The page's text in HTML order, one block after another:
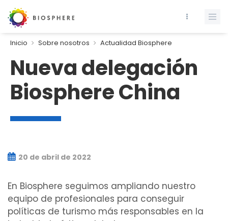
Inicio Sobre nosotros Actualidad Biosphere
Nueva delegación
Biosphere China
20 de abril de 2022
En Biosphere seguimos ampliando nuestro
equipo de profesionales para conseguir
políticas de turismo más responsables en la